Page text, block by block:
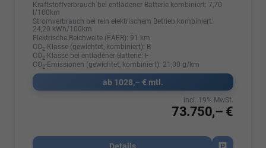
Kraftstoffverbrauch bei entladener Batterie kombiniert:7,70
l/100km
Stromverbrauch bei rein elektrischem Betrieb kombiniert:
24,20 kWh/100km
Elektrische Reichweite (EAER): 91 km
CO2-Klasse (gewichtet, kombiniert): B
CO2-Klasse bei entladener Batterie: F
CO2-Emissionen (gewichtet, kombiniert): 21,00 g/km
ab 1028,– € mtl.
73.750,– €
incl. 19% MwSt.